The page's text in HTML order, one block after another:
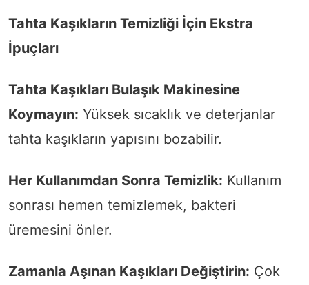
Tahta Kaşıkların Temizliği İçin Ekstra
İpuçları
Tahta Kaşıkları Bulaşık Makinesine
Koymayın: Yüksek sıcaklık ve deterjanlar
tahta kaşıkların yapısını bozabilir.
Her Kullanımdan Sonra Temizlik: Kullanım
sonrası hemen temizlemek, bakteri
üremesini önler.
Zamanla Aşınan Kaşıkları Değiştirin: Çok